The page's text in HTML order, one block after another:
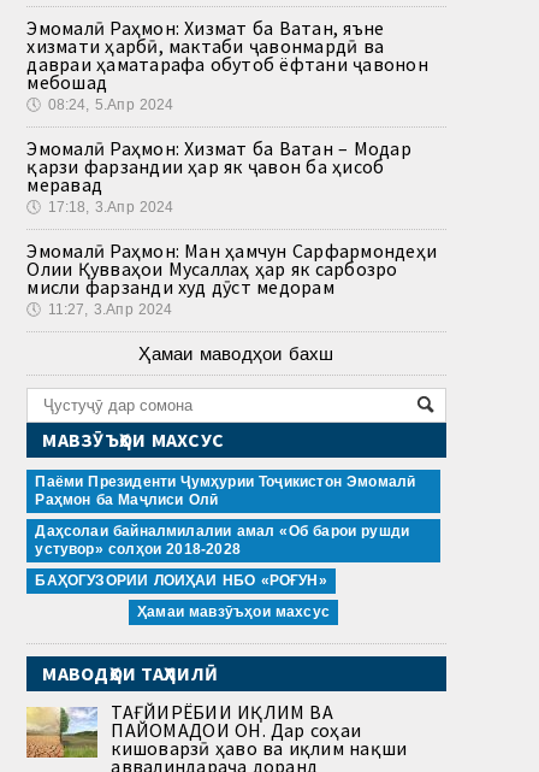
Эмомалӣ Раҳмон: Хизмат ба Ватан, яъне
хизмати ҳарбӣ, мактаби ҷавонмардӣ ва
давраи ҳаматарафа обутоб ёфтани ҷавонон
мебошад
🕔 08:24, 5.Апр 2024
Эмомалӣ Раҳмон: Хизмат ба Ватан – Модар
қарзи фарзандии ҳар як ҷавон ба ҳисоб
меравад
🕔 17:18, 3.Апр 2024
Эмомалӣ Раҳмон: Ман ҳамчун Сарфармондеҳи
Олии Қувваҳои Мусаллаҳ ҳар як сарбозро
мисли фарзанди худ дӯст медорам
🕔 11:27, 3.Апр 2024
Ҳамаи маводҳои бахш
МАВЗӮЪҲОИ МАХСУС
Паёми Президенти Ҷумҳурии Тоҷикистон Эмомалӣ
Раҳмон ба Маҷлиси Олӣ
Даҳсолаи байналмилалии амал «Об барои рушди
устувор» солҳои 2018-2028
БАҲОГУЗОРИИ ЛОИҲАИ НБО «РОҒУН»
Ҳамаи мавзӯъҳои махсус
МАВОДҲОИ ТАҲЛИЛӢ
ТАҒЙИРЁБИИ ИҚЛИМ ВА
ПАЙОМАДҲОИ ОН. Дар соҳаи
кишоварзӣ ҳаво ва иқлим нақши
аввалиндараҷа доранд